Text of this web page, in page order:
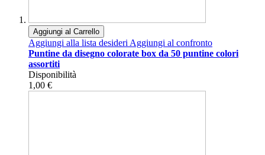
Aggiungi al Carrello
Aggiungi alla lista desideriAggiungi al confronto
Puntine da disegno colorate box da 50 puntine colori
assortiti
Disponibilità
1,00 €